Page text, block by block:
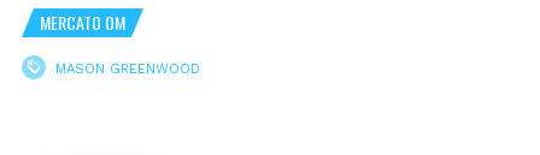
MERCATO OM
MASON GREENWOOD